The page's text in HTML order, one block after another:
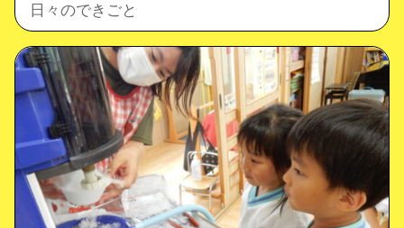
日々のできごと